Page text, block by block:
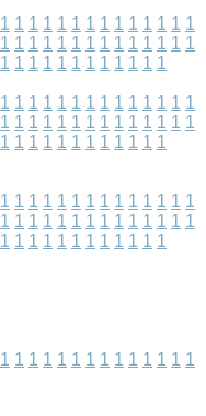
1 1 1 1 1 1 1 1 1 1 1 1 1 1
1 1 1 1 1 1 1 1 1 1 1 1 1 1
1 1 1 1 1 1 1 1 1 1 1 1
1 1 1 1 1 1 1 1 1 1 1 1 1 1
1 1 1 1 1 1 1 1 1 1 1 1 1 1
1 1 1 1 1 1 1 1 1 1 1 1
1 1 1 1 1 1 1 1 1 1 1 1 1 1
1 1 1 1 1 1 1 1 1 1 1 1 1 1
1 1 1 1 1 1 1 1 1 1 1 1
1 1 1 1 1 1 1 1 1 1 1 1 1 1